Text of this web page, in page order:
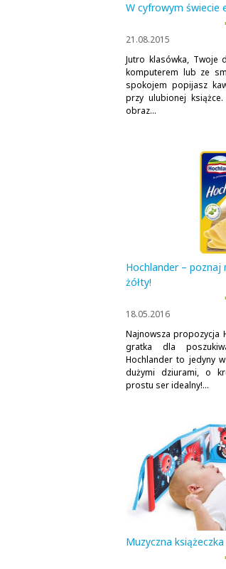
W cyfrowym świecie
21.08.2015
Jutro klasówka, Twoje
komputerem lub ze
spokojem popijasz
przy ulubionej
obraz...
Hochlander –
żółty!
18.05.2016
Najnowsza propozycja
gratka dla
Hochlander to jedyny
dużymi dziurami, o
prostu ser idealny!...
Muzyczna